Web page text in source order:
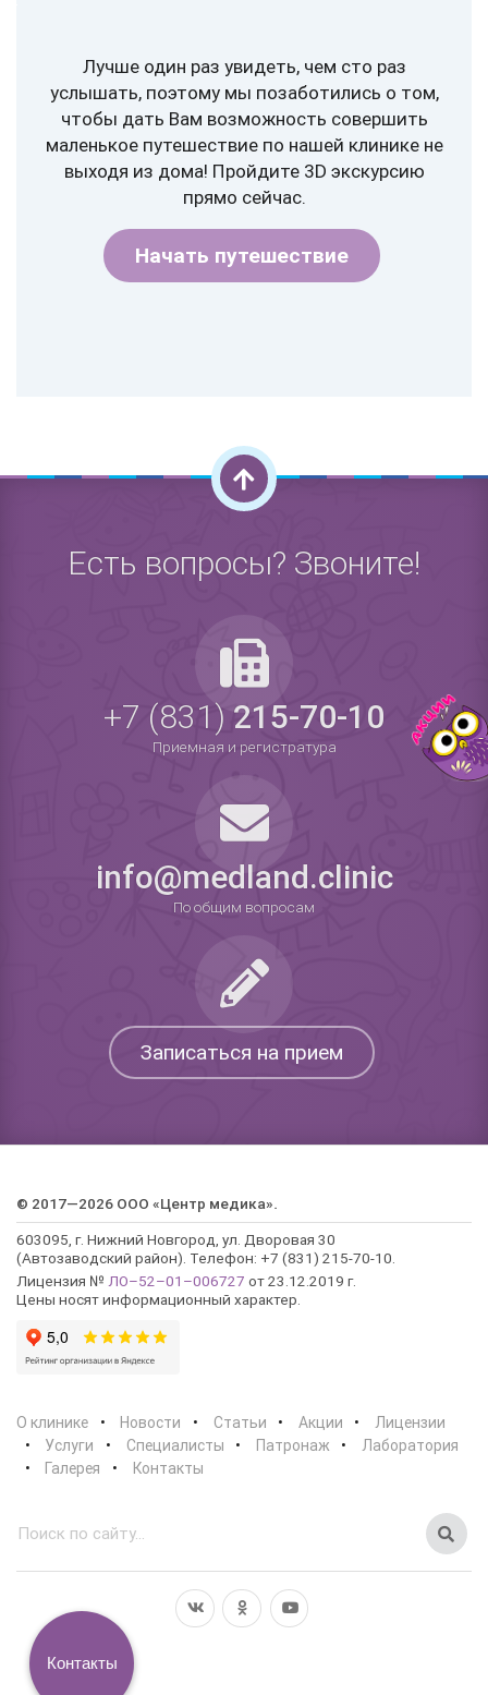
Лучше один раз увидеть, чем сто раз
услышать, поэтому мы позаботились о том,
чтобы дать Вам возможность совершить
маленькое путешествие по нашей клинике не
выходя из дома! Пройдите 3D экскурсию
прямо сейчас.
Начать путешествие
Есть вопросы? Звоните!
+7 (831)215-70-10
Приемная и регистратура
info@medland.clinic
По общим вопросам
Записаться на прием
© 2017—2026 ООО «Центр медика».
603095, г. Нижний Новгород, ул. Дворовая 30
(Автозаводский район). Телефон: +7 (831) 215-70-10.
Лицензия № ЛО–52–01–006727 от 23.12.2019 г.
Цены носят информационный характер.
О клинике Новости Статьи Акции
Лицензии
Услуги
Специалисты Патронаж
Лаборатория
Галерея
Контакты
Контакты